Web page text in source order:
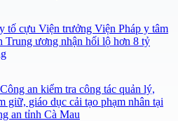
tố cựu Viện trưởng Viện Pháp y tâm
Trung ương nhận hối lộ hơn 8 tỷ
an kiểm tra công tác quản lý,
giữ, giáo dục cải tạo phạm nhân tại
an tỉnh Cà Mau